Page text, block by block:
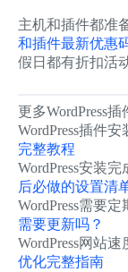
主机和插件都准
和插件最新优惠
假日都有折扣活
更多WordPress插
WordPress插件安
完整教程
WordPress安装
后必做的设置清
WordPress需要
需要更新吗？
WordPress网站
优化完整指南